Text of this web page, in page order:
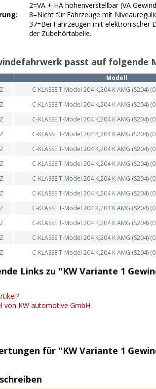
2=VA + HA höhenverstellbar (VA
8=Nicht für Fahrzeuge mit
37=Bei Fahrzeugen mit elektronischer
der Zubehörtabelle.
passt auf folgende
Modell
C-KLASSE T-Model 204 K,204 K AMG (S204)
C-KLASSE T-Model 204 K,204 K AMG (S204)
C-KLASSE T-Model 204 K,204 K AMG (S204)
C-KLASSE T-Model 204 K,204 K AMG (S204)
C-KLASSE T-Model 204 K,204 K AMG (S204)
C-KLASSE T-Model 204 K,204 K AMG (S204)
C-KLASSE T-Model 204 K,204 K AMG (S204)
C-KLASSE T-Model 204 K,204 K AMG (S204)
C-KLASSE T-Model 204 K,204 K AMG (S204)
C-KLASSE T-Model 204 K,204 K AMG (S204)
C-KLASSE T-Model 204 K,204 K AMG (S204)
C-KLASSE T-Model 204 K,204 K AMG (S204)
Links zu "KW Variante 1
von KW automotive GmbH
für "KW Variante 1